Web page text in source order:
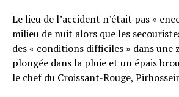
Le lieu de l’accident n’était pas «
milieu de nuit alors que les
des « conditions difficiles » dans une
plongée dans la pluie et un épais
le chef du Croissant-Rouge,